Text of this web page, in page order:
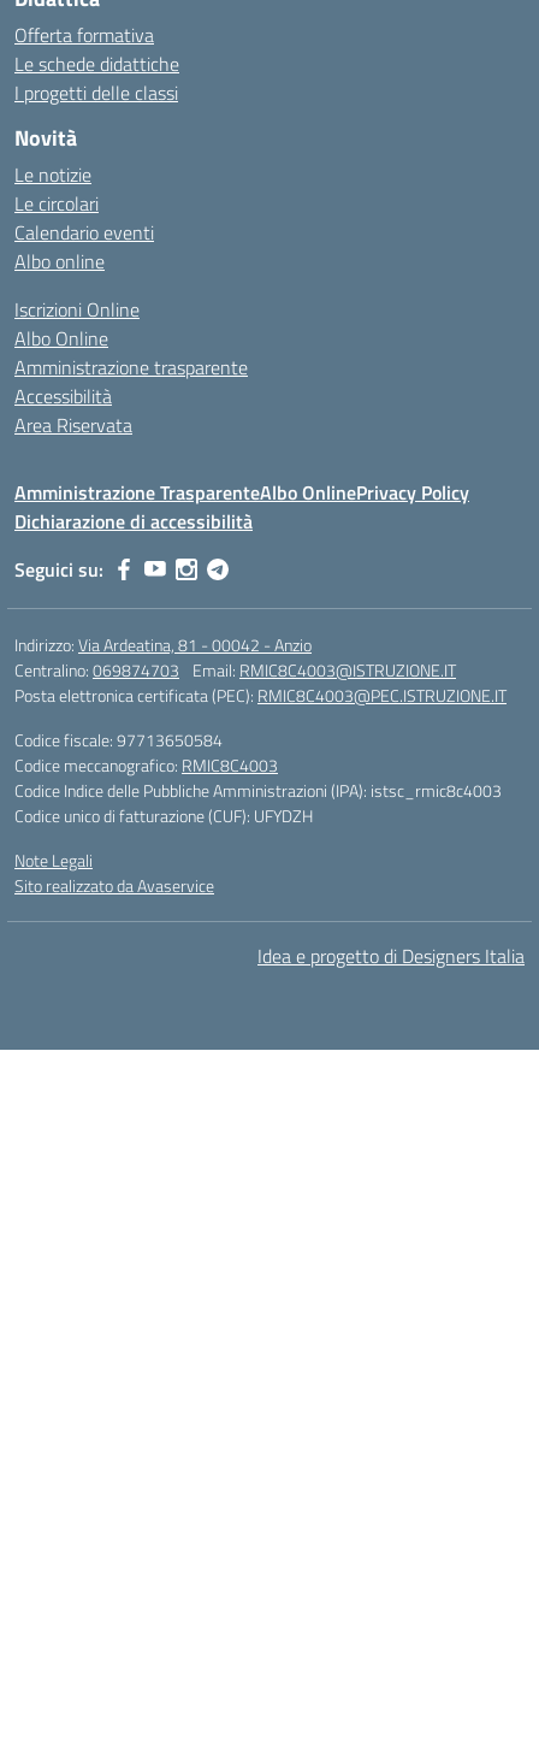
Offerta formativa
Le schede didattiche
I progetti delle classi
Novità
Le notizie
Le circolari
Calendario eventi
Albo online
Iscrizioni Online
Albo Online
Amministrazione trasparente
Accessibilità
Area Riservata
Amministrazione TrasparenteAlbo OnlinePrivacy Policy
Dichiarazione di accessibilità
Seguici su:
Indirizzo:Via Ardeatina, 81 - 00042 - Anzio
Centralino:069874703 Email: RMIC8C4003@ISTRUZIONE.IT
Posta elettronica certificata (PEC): RMIC8C4003@PEC.ISTRUZIONE.IT
Codice fiscale: 97713650584
Codice meccanografico: RMIC8C4003
Codice Indice delle Pubbliche Amministrazioni (IPA): istsc_rmic8c4003
Codice unico di fatturazione (CUF): UFYDZH
Note Legali
Sito realizzato da Avaservice
Idea e progetto di Designers Italia